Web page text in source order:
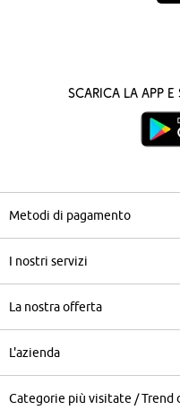
Scarica la App
Metodi di pagamento
I nostri servizi
La nostra offerta
L'azienda
Categorie più visitate / Trend